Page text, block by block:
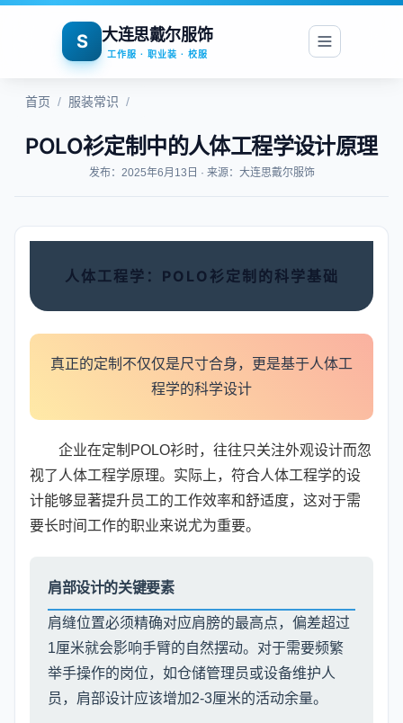
S 大连思戴尔服饰
工作服 · 职业装 · 校服
首页 / 服装常识 /
POLO衫定制中的人体工程学设计原理
发布：2025年6月13日 · 来源：大连思戴尔服饰
人体工程学：POLO衫定制的科学基础
真正的定制不仅仅是尺寸合身，更是基于人体工
程学的科学设计
企业在定制POLO衫时，往往只关注外观设计而忽
视了人体工程学原理。实际上，符合人体工程学的设
计能够显著提升员工的工作效率和舒适度，这对于需
要长时间工作的职业来说尤为重要。
肩部设计的关键要素
肩缝位置必须精确对应肩膀的最高点，偏差超过
1厘米就会影响手臂的自然摆动。对于需要频繁
举手操作的岗位，如仓储管理员或设备维护人
员，肩部设计应该增加2-3厘米的活动余量。